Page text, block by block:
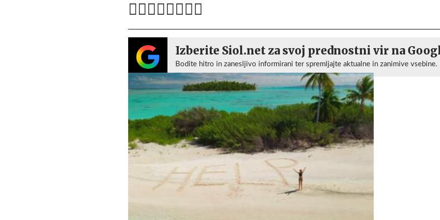
Izberite Siol.net za svoj prednostni vir na
Bodite hitro in zanesljivo informirani ter spremljajte aktualne in zanimive vsebine.